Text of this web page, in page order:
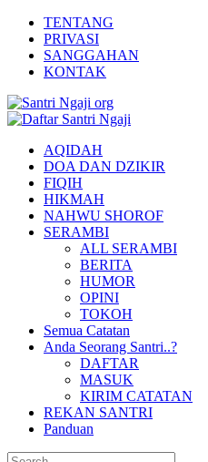
TENTANG
PRIVASI
SANGGAHAN
KONTAK
AQIDAH
DOA DAN DZIKIR
FIQIH
HIKMAH
NAHWU SHOROF
SERAMBI
ALL SERAMBI
BERITA
HUMOR
OPINI
TOKOH
Semua Catatan
Anda Seorang Santri..?
DAFTAR
MASUK
KIRIM CATATAN
REKAN SANTRI
Panduan